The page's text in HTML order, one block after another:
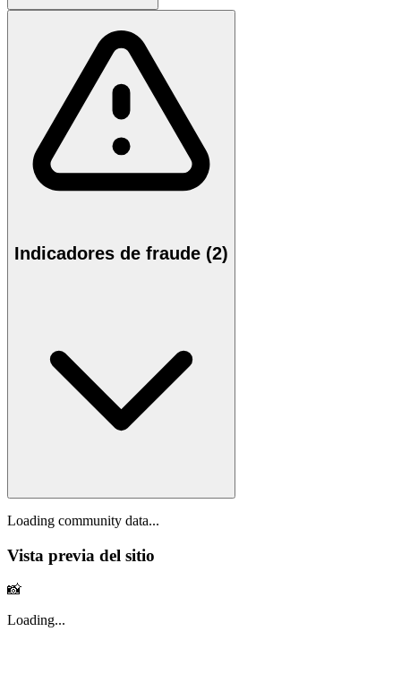
Indicadores de fraude (2)
Loading community data...
Vista previa del sitio
📸
Loading...